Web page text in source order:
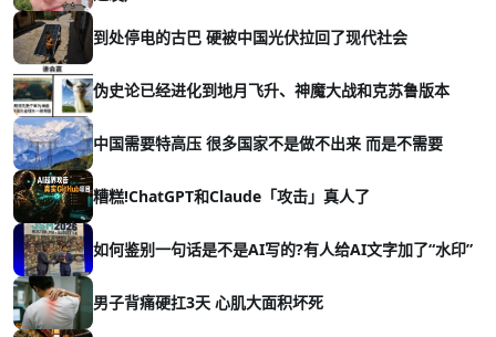
到处停电的古巴 硬被中国光伏拉回了现代社会
伪史论已经进化到地月飞升、神魔大战和克苏鲁版本
中国需要特高压 很多国家不是做不出来 而是不需要
糟糕!ChatGPT和Claude「攻击」真人了
如何鉴别一句话是不是AI写的?有人给AI文字加了“水印”
男子背痛硬扛3天 心肌大面积坏死